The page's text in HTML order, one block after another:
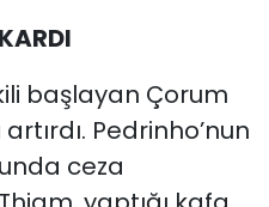
başlayan Çorum
Pedrinho’nun
ceza